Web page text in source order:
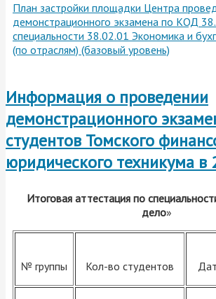
План застройки площадки Центра
демонстрационного экзамена по КОД
специальности 38.02.01 Экономика и
(по отраслям) (базовый уровень)
Информация о проведении
демонстрационного
студентов Томского
юридического техникума в
Итоговая аттестация по
дело»
№ группы Кол-во студентов